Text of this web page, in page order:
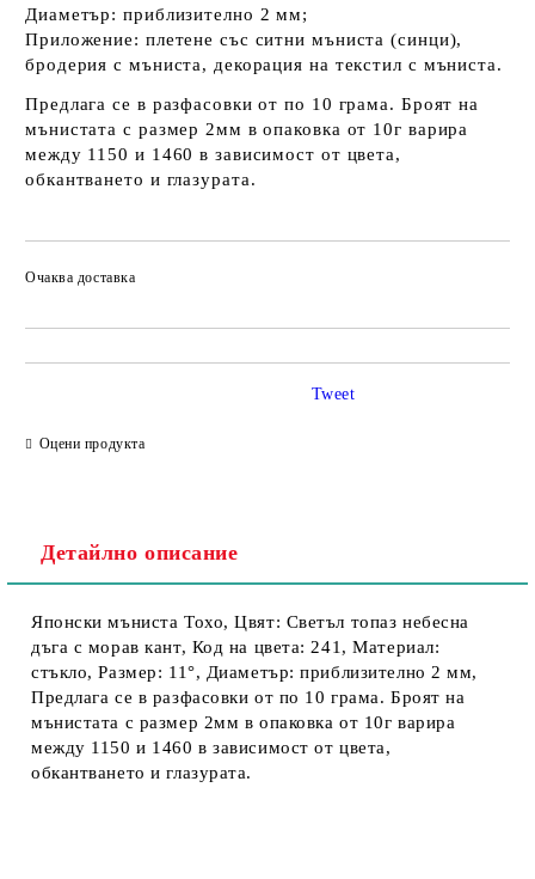
Диаметър: приблизително 2 мм;
Приложение: плетене със ситни мъниста (синци),
бродерия с мъниста, декорация на текстил с мъниста.
Предлага се в разфасовки от по 10 грама. Броят на
мънистата с размер 2мм в опаковка от 10г варира
между 1150 и 1460 в зависимост от цвета,
обкантването и глазурата.
Очаква доставка
Оцени продукта
Tweet
Детайлно описание
Японски мъниста Тохо, Цвят: Светъл топаз небесна
дъга с морав кант, Код на цвета: 241, Материал:
стъкло, Размер: 11°, Диаметър: приблизително 2 мм,
Предлага се в разфасовки от по 10 грама. Броят на
мънистата с размер 2мм в опаковка от 10г варира
между 1150 и 1460 в зависимост от цвета,
обкантването и глазурата.